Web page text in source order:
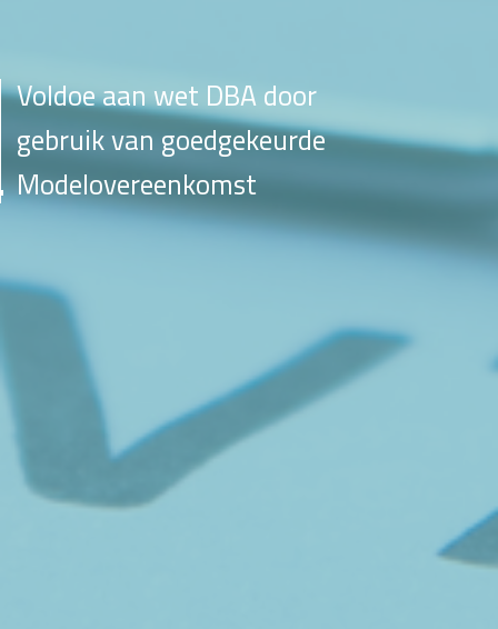
Voldoe aan wet DBA door
gebruik van goedgekeurde
Modelovereenkomst